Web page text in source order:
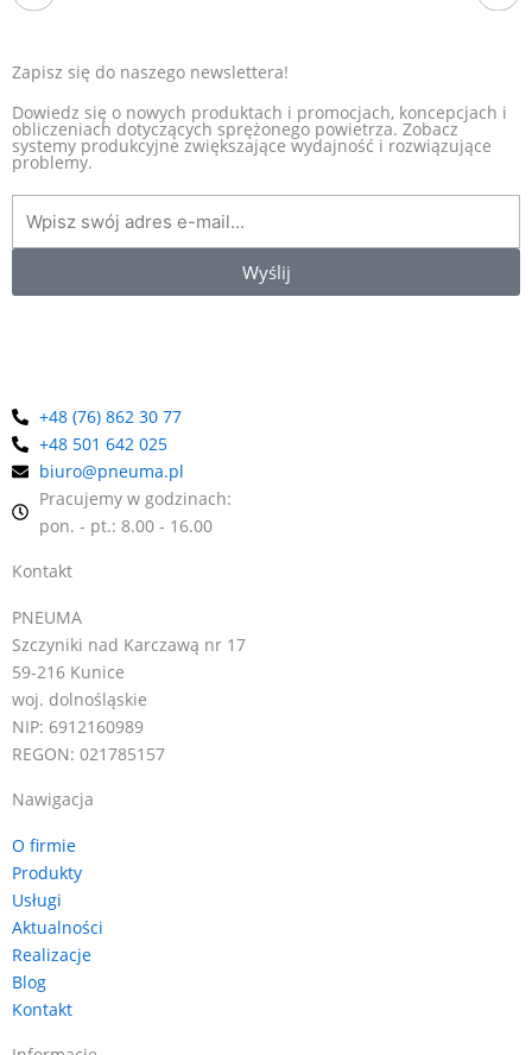
EXAIR
Jesteśmy wyłącznym dystrybutorem amerykańskiej firmy EXAIR
w Polsce. To producent, który od ponad 40 lat wyznacza
standardy w branży produktów zasilanych sprężonym
powietrzem. Oferta obejmuje energooszczędne dysze
odkurzacze pneumatyczne i wiele innych. Jako wieloletni
dystrybutor marki EXAIR w Polsce, oferujemy kompleksową
Zapisz się do naszego newslettera!
Dowiedz się o nowych produktach i promocjach, koncepcjach i
obliczeniach dotyczących sprężonego powietrza. Zobacz
systemy produkcyjne zwiększające wydajność i rozwiązujące
problemy.
Wyślij
+48 (76) 862 30 77
+48 501 642 025
biuro@pneuma.pl
Pracujemy w godzinach:
pon. - pt.: 8.00 - 16.00
Kontakt
PNEUMA
Szczyniki nad Karczawą nr 17
59-216 Kunice
woj. dolnośląskie
NIP: 6912160989
REGON: 021785157
Nawigacja
O firmie
Produkty
Usługi
Aktualności
Realizacje
Blog
Kontakt